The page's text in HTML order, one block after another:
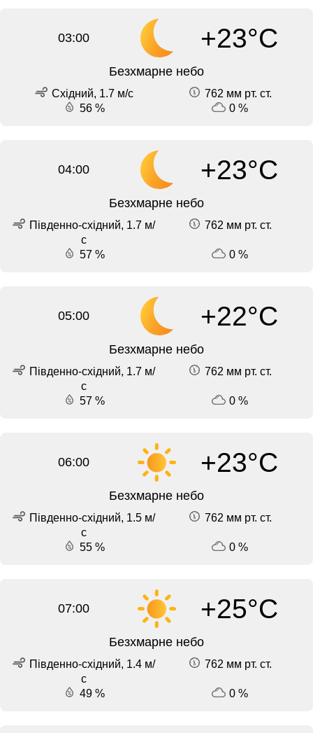
03:00 +23°C
Безхмарне небо
Східний, 1.7 м/с
762 мм рт. ст.
56 %
0 %
04:00 +23°C
Безхмарне небо
Південно-східний, 1.7 м/
с
762 мм рт. ст.
57 % 0 %
05:00 +22°C
Безхмарне небо
Південно-східний, 1.7 м/
с
762 мм рт. ст.
57 % 0 %
06:00 +23°C
Безхмарне небо
Південно-східний, 1.5 м/
с
762 мм рт. ст.
55 % 0 %
07:00 +25°C
Безхмарне небо
Південно-східний, 1.4 м/
с
762 мм рт. ст.
49 % 0 %